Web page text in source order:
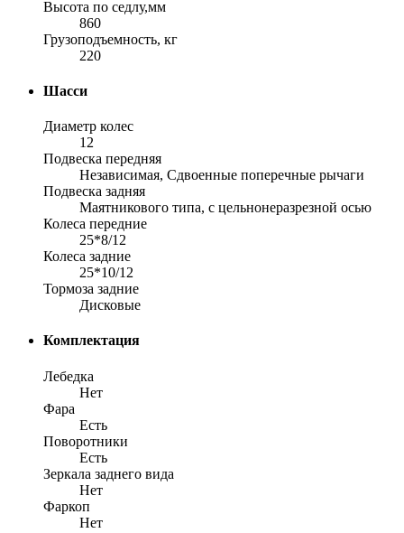
Высота по седлу,мм
860
Грузоподъемность, кг
220
Шасси
Диаметр колес
12
Подвеска передняя
Независимая, Сдвоенные поперечные рычаги
Подвеска задняя
Маятникового типа, с цельнонеразрезной осью
Колеса передние
25*8/12
Колеса задние
25*10/12
Тормоза задние
Дисковые
Комплектация
Лебедка
Нет
Фара
Есть
Поворотники
Есть
Зеркала заднего вида
Нет
Фаркоп
Нет